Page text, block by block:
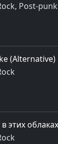
Post-punk
(Alternative)
этих облаках